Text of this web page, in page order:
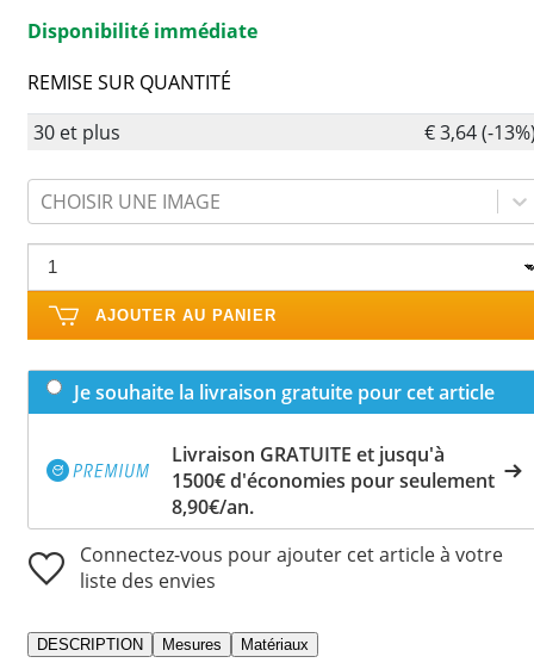
Disponibilité immédiate
REMISE SUR QUANTITÉ
30 et plus
€ 3,64 (-
CHOISIR UNE IMAGE
AJOUTER AU PANIER
Je souhaite la livraison gratuite pour cet article
Livraison GRATUITE et jusqu'à
1500€ d'économies pour seulement
8,90€/an.
Connectez-vous pour ajouter cet article à votre
liste des envies
DESCRIPTION Mesures Matériaux